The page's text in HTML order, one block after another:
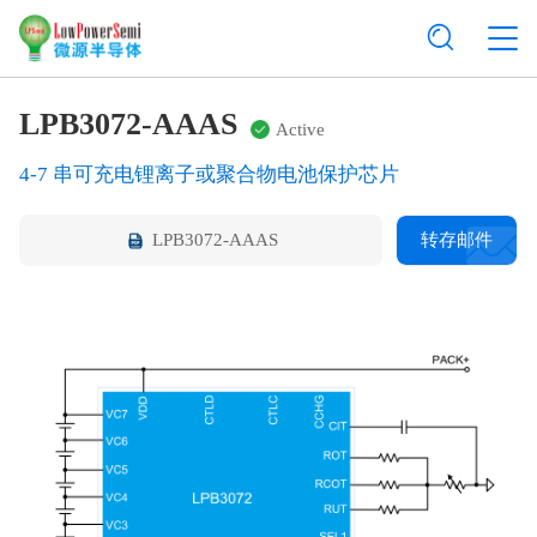
LPB3072-AAAS Active
4-7 串可充电锂离子或聚合物电池保护芯片
LPB3072-AAAS 转存邮件